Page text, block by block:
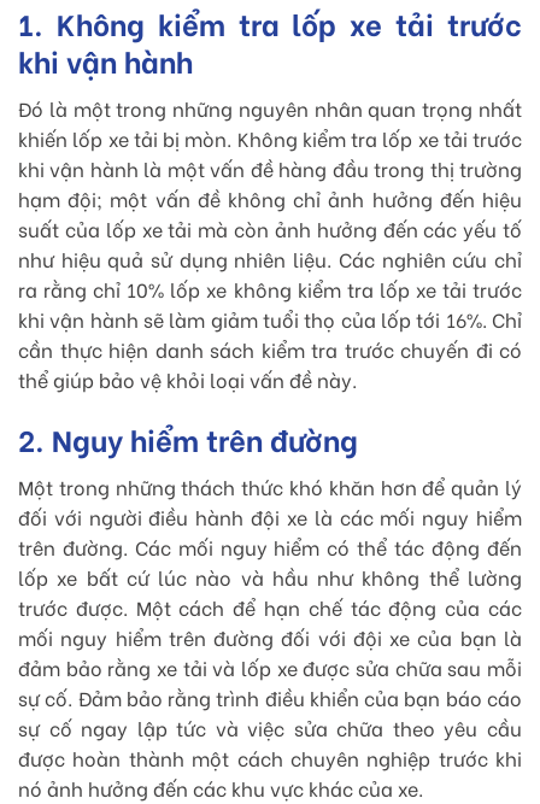
1. Không kiểm tra lốp xe tải trước
khi vận hành
Đó là một trong những nguyên nhân quan trọng nhất
khiến lốp xe tải bị mòn. Không kiểm tra lốp xe tải trước
khi vận hành là một vấn đề hàng đầu trong thị trường
hạm đội; một vấn đề không chỉ ảnh hưởng đến hiệu
suất của lốp xe tải mà còn ảnh hưởng đến các yếu tố
như hiệu quả sử dụng nhiên liệu. Các nghiên cứu chỉ
ra rằng chỉ 10% lốp xe không kiểm tra lốp xe tải trước
khi vận hành sẽ làm giảm tuổi thọ của lốp tới 16%. Chỉ
cần thực hiện danh sách kiểm tra trước chuyến đi có
thể giúp bảo vệ khỏi loại vấn đề này.
2. Nguy hiểm trên đường
Một trong những thách thức khó khăn hơn để quản lý
đối với người điều hành đội xe là các mối nguy hiểm
trên đường. Các mối nguy hiểm có thể tác động đến
lốp xe bất cứ lúc nào và hầu như không thể lường
trước được. Một cách để hạn chế tác động của các
mối nguy hiểm trên đường đối với đội xe của bạn là
đảm bảo rằng xe tải và lốp xe được sửa chữa sau mỗi
sự cố. Đảm bảo rằng trình điều khiển của bạn báo cáo
sự cố ngay lập tức và việc sửa chữa theo yêu cầu
được hoàn thành một cách chuyên nghiệp trước khi
nó ảnh hưởng đến các khu vực khác của xe.